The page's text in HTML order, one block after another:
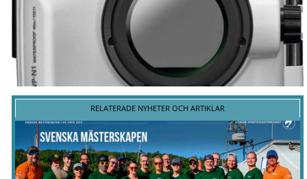
RELATERADE NYHETER OCH ARTIKLAR